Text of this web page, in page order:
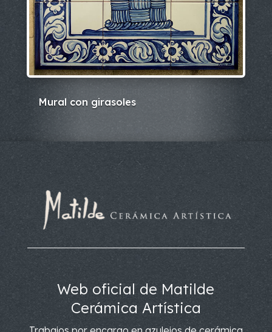
Mural con girasoles
Web oficial de Matilde
Cerámica Artística